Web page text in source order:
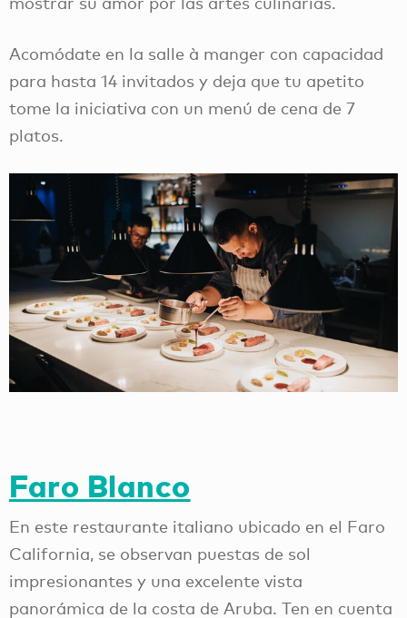
Acomódate en la salle à manger con capacidad
para hasta 14 invitados y deja que tu apetito
tome la iniciativa con un menú de cena de 7
platos.
Faro Blanco
En este restaurante italiano ubicado en el Faro
California, se observan puestas de sol
impresionantes y una excelente vista
panorámica de la costa de Aruba. Ten en cuenta